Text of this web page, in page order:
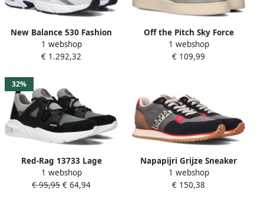
New Balance 530 Fashion
sneakers Schoenen grey
matter maat: 38
1 webshop
€ 1.292,32
Off the Pitch Sky Force
Heren Lage sneakers Leren
Sneaker Heren Grijs
1 webshop
€ 109,99
32%
Red-Rag 13733 Lage
sneakers Jongens Kids Grijs
1 webshop
€ 95,95 € 64,94
Napapijri Grijze Sneaker
met Contrasterende Details
Multicolor Heren
1 webshop
€ 150,38